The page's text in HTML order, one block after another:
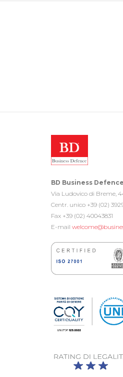
BD Business
Via Ludovico di Breme,
Centr. unico +39 (02)
Fax +39 (02) 40043831
E-mail